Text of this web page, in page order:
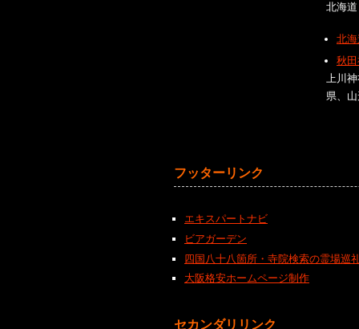
北海
北
秋
上川
県、
フッターリンク
エキスパートナビ
ビアガーデン
四国八十八箇所・寺院検索の霊場巡
大阪格安ホームページ制作
セカンダリリンク